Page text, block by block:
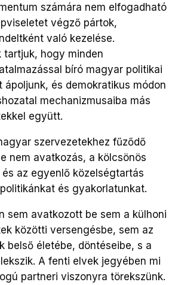
számára nem elfogadható
végző pártok,
való kezelése.
tartjuk, hogy minden
bíró magyar politikai
ápoljunk, és demokratikus módon
mechanizmusaiba más
együtt.
szervezetekhez fűződő
nem avatkozás, a kölcsönös
az egyenlő közelségtartás
és gyakorlatunkat.
sem avatkozott be sem a külhoni
közötti versengésbe, sem az
belső életébe, döntéseibe, s a
A fenti elvek jegyében mi
partneri viszonyra törekszünk.